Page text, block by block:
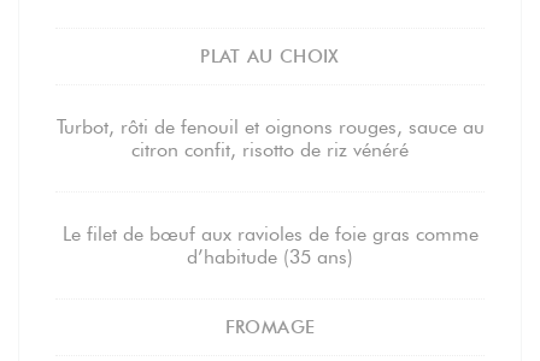
PLAT AU CHOIX
Turbot, rôti de fenouil et oignons rouges, sauce au
citron confit, risotto de riz vénéré
Le filet de bœuf aux ravioles de foie gras comme
d’habitude (35 ans)
FROMAGE